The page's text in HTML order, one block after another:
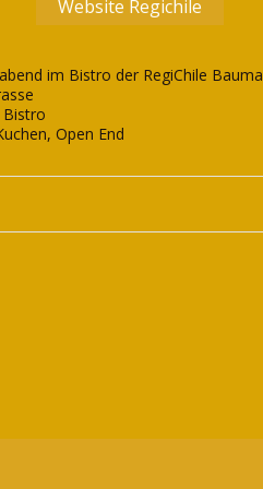
Website Regichile
im Bistro der RegiChile Bauma
Bistro
Open End